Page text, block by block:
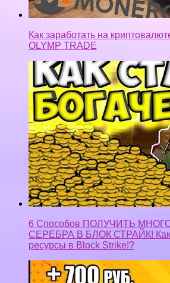
Как заработать на
OLYMP TRADE
6 Способов ПОЛУЧИТЬ
СЕРЕБРА В БЛОК СТРАЙК! Как
ресурсы в Block Strike!?